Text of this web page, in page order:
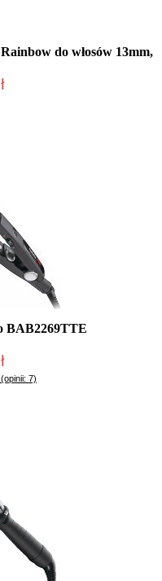
do włosów 13mm,
BAB2269TTE
7)